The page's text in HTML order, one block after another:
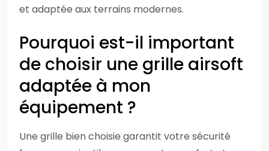
et adaptée aux terrains modernes.
Pourquoi est-il important
de choisir une grille airsoft
adaptée à mon
équipement ?
Une grille bien choisie garantit votre sécurité